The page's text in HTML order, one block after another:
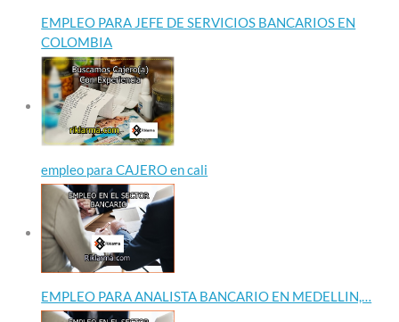
EMPLEO PARA JEFE DE SERVICIOS BANCARIOS EN
COLOMBIA
empleo para CAJERO en cali
EMPLEO PARA ANALISTA BANCARIO EN MEDELLIN,…